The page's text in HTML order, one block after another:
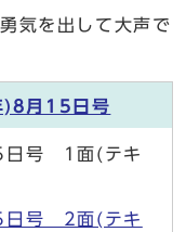
気を出して大声で
月15日号
日号 1面(テキ
日号 2面(テキ